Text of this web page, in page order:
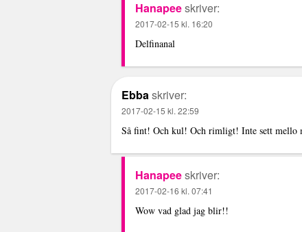
Hanapeeskriver:
2017-02-15 kl. 16:20
Delfinanal
Ebbaskriver:
2017-02-15 kl. 22:59
Så fint! Och kul! Och rimligt! Inte sett mello
Hanapeeskriver:
2017-02-16 kl. 07:41
Wow vad glad jag blir!!